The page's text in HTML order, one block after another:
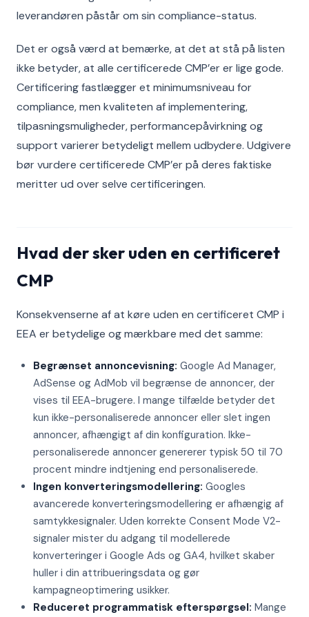
leverandøren påstår om sin compliance-status.
Det er også værd at bemærke, at det at stå på listen
ikke betyder, at alle certificerede CMP’er er lige gode.
Certificering fastlægger et minimumsniveau for
compliance, men kvaliteten af implementering,
tilpasningsmuligheder, performancepåvirkning og
support varierer betydeligt mellem udbydere. Udgivere
bør vurdere certificerede CMP’er på deres faktiske
meritter ud over selve certificeringen.
Hvad der sker uden en certificeret
CMP
Konsekvenserne af at køre uden en certificeret CMP i
EEA er betydelige og mærkbare med det samme:
Begrænset annoncevisning: Google Ad Manager,
AdSense og AdMob vil begrænse de annoncer, der
vises til EEA-brugere. I mange tilfælde betyder det
kun ikke-personaliserede annoncer eller slet ingen
annoncer, afhængigt af din konfiguration. Ikke-
personaliserede annoncer genererer typisk 50 til 70
procent mindre indtjening end personaliserede.
Ingen konverteringsmodellering: Googles
avancerede konverteringsmodellering er afhængig af
samtykkesignaler. Uden korrekte Consent Mode V2-
signaler mister du adgang til modellerede
konverteringer i Google Ads og GA4, hvilket skaber
huller i din attribueringsdata og gør
kampagneoptimering usikker.
Reduceret programmatisk efterspørgsel: Mange